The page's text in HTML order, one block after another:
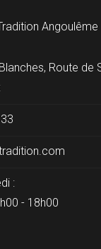
Angoulême
Route de
:
- 18h00